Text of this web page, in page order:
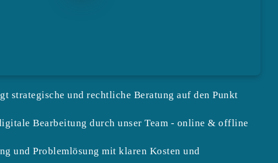
strategische und rechtliche Beratung auf den Punkt
Bearbeitung durch unser Team - online & offline
und Problemlösung mit klaren Kosten und